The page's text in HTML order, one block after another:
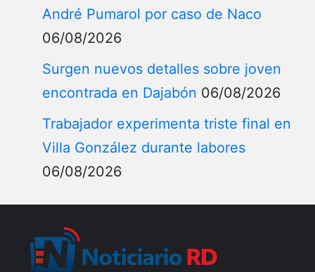
André Pumarol por caso de Naco
06/08/2026
Surgen nuevos detalles sobre joven
encontrada en Dajabón 06/08/2026
Trabajador experimenta triste final en
Villa González durante labores
06/08/2026